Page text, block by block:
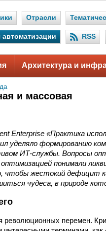
Отрасли
автоматизации RSS
Архитектура и
и массовая
Enterprise «Практика
уделяло формированию
ИТ‑службы. Вопросы
оптимизацией понимали
жестокий дефицит
чудеса, в природе
перемен.